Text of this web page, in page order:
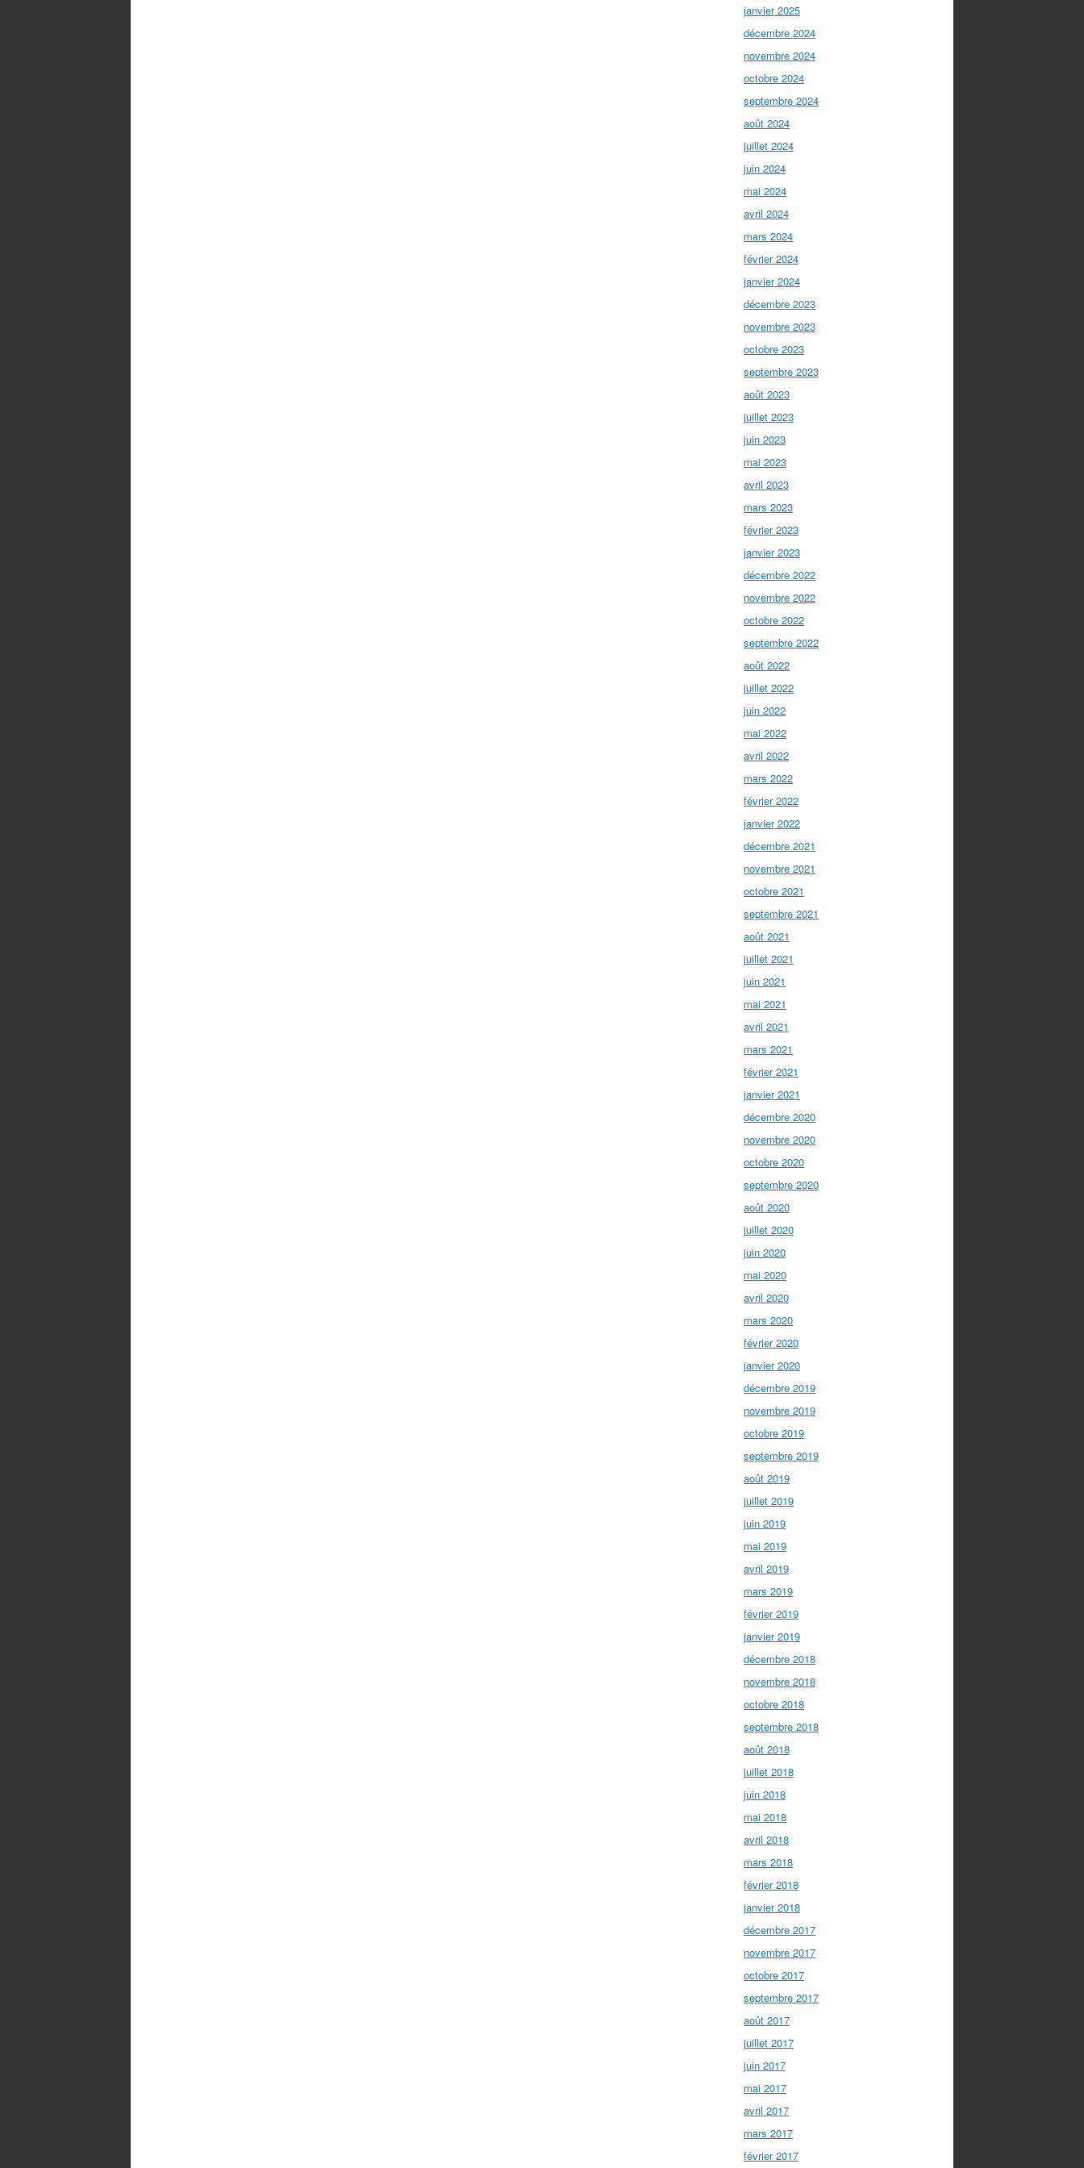
janvier 2025
décembre 2024
novembre 2024
octobre 2024
septembre 2024
août 2024
juillet 2024
juin 2024
mai 2024
avril 2024
mars 2024
février 2024
janvier 2024
décembre 2023
novembre 2023
octobre 2023
septembre 2023
août 2023
juillet 2023
juin 2023
mai 2023
avril 2023
mars 2023
février 2023
janvier 2023
décembre 2022
novembre 2022
octobre 2022
septembre 2022
août 2022
juillet 2022
juin 2022
mai 2022
avril 2022
mars 2022
février 2022
janvier 2022
décembre 2021
novembre 2021
octobre 2021
septembre 2021
août 2021
juillet 2021
juin 2021
mai 2021
avril 2021
mars 2021
février 2021
janvier 2021
décembre 2020
novembre 2020
octobre 2020
septembre 2020
août 2020
juillet 2020
juin 2020
mai 2020
avril 2020
mars 2020
février 2020
janvier 2020
décembre 2019
novembre 2019
octobre 2019
septembre 2019
août 2019
juillet 2019
juin 2019
mai 2019
avril 2019
mars 2019
février 2019
janvier 2019
décembre 2018
novembre 2018
octobre 2018
septembre 2018
août 2018
juillet 2018
juin 2018
mai 2018
avril 2018
mars 2018
février 2018
janvier 2018
décembre 2017
novembre 2017
octobre 2017
septembre 2017
août 2017
juillet 2017
juin 2017
mai 2017
avril 2017
mars 2017
février 2017